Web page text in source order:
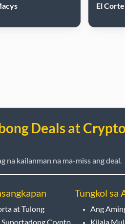
El
Deals at Crypto
na kailanman na ma-miss ang deal.
at Tulong
Suportadong Crypto
Tungkol sa
Ang
Kilala